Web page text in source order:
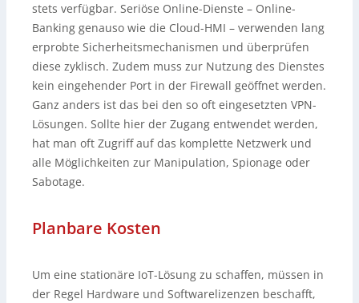
stets verfügbar. Seriöse Online-Dienste – Online-
Banking genauso wie die Cloud-HMI – verwenden lang
erprobte Sicherheitsmechanismen und überprüfen
diese zyklisch. Zudem muss zur Nutzung des Dienstes
kein eingehender Port in der Firewall geöffnet werden.
Ganz anders ist das bei den so oft eingesetzten VPN-
Lösungen. Sollte hier der Zugang entwendet werden,
hat man oft Zugriff auf das komplette Netzwerk und
alle Möglichkeiten zur Manipulation, Spionage oder
Sabotage.
Planbare Kosten
Um eine stationäre IoT-Lösung zu schaffen, müssen in
der Regel Hardware und Softwarelizenzen beschafft,